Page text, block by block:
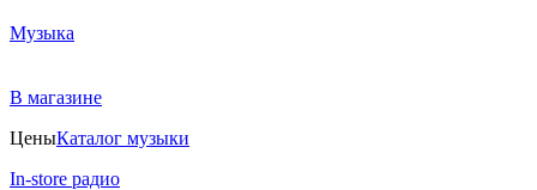
Музыка
В магазине
ЦеныКаталог музыки
In-store радио